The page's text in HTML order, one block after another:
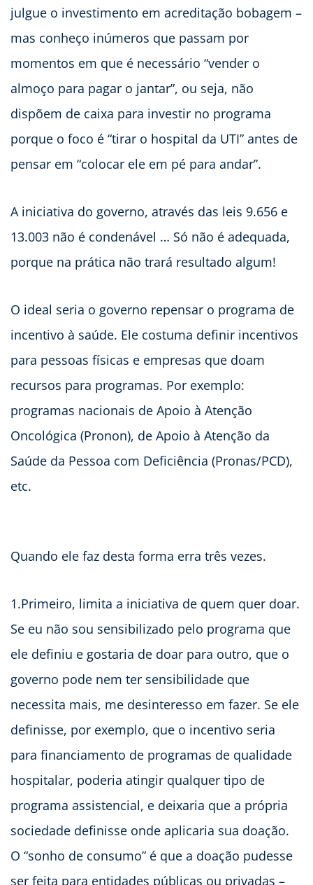
julgue o investimento em acreditação bobagem –
mas conheço inúmeros que passam por
momentos em que é necessário “vender o
almoço para pagar o jantar”, ou seja, não
dispõem de caixa para investir no programa
porque o foco é “tirar o hospital da UTI” antes de
pensar em “colocar ele em pé para andar”.
A iniciativa do governo, através das leis 9.656 e
13.003 não é condenável … Só não é adequada,
porque na prática não trará resultado algum!
O ideal seria o governo repensar o programa de
incentivo à saúde. Ele costuma definir incentivos
para pessoas físicas e empresas que doam
recursos para programas. Por exemplo:
programas nacionais de Apoio à Atenção
Oncológica (Pronon), de Apoio à Atenção da
Saúde da Pessoa com Deficiência (Pronas/PCD),
etc.
Quando ele faz desta forma erra três vezes.
1.Primeiro, limita a iniciativa de quem quer doar.
Se eu não sou sensibilizado pelo programa que
ele definiu e gostaria de doar para outro, que o
governo pode nem ter sensibilidade que
necessita mais, me desinteresso em fazer. Se ele
definisse, por exemplo, que o incentivo seria
para financiamento de programas de qualidade
hospitalar, poderia atingir qualquer tipo de
programa assistencial, e deixaria que a própria
sociedade definisse onde aplicaria sua doação.
O “sonho de consumo” é que a doação pudesse
ser feita para entidades públicas ou privadas –